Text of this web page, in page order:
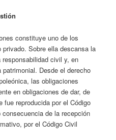
constituye uno de los
Sobre ella descansa la
civil y, en
Desde el derecho
las obligaciones
en obligaciones de dar, de
fue reproducida por el Código
consecuencia de la recepción
por el Código Civil